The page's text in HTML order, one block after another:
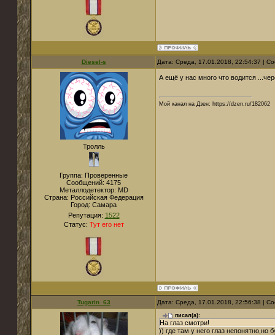
Diesel-s Дата: Среда, 17.01.2018, 22:54:37 |
Тролль
Группа: Проверенные
Сообщений: 4175
Металлодетектор: MD
Страна: Российская Федерация
Город: Самара
Репутация: 1522
Статус: Тут его нет
А ещё у нас много что водится
Мой канал на Дзен: https://dzen.ru/182062
Tugarin_63 Дата: Среда, 17.01.2018, 22:56:38 |
писал(а):
На глаз смотри!
)) где там у него глаз непонятно,но